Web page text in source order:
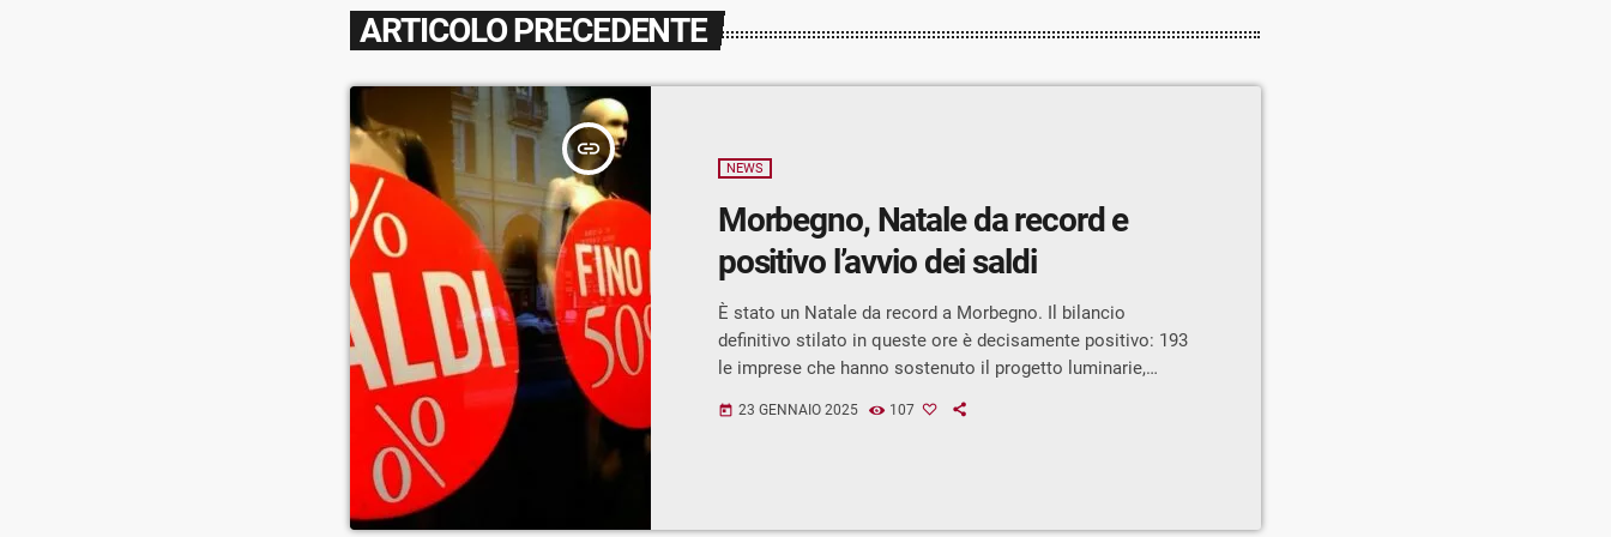
ARTICOLO PRECEDENTE
insert_link
NEWS
Morbegno, Natale da record e
positivo l’avvio dei saldi
È stato un Natale da record a Morbegno. Il bilancio
definitivo stilato in queste ore è decisamente positivo: 193
le imprese che hanno sostenuto il progetto luminarie,
la prima volta, sono state collocate anche nella zona nord
today 23 GENNAIO 2025 107